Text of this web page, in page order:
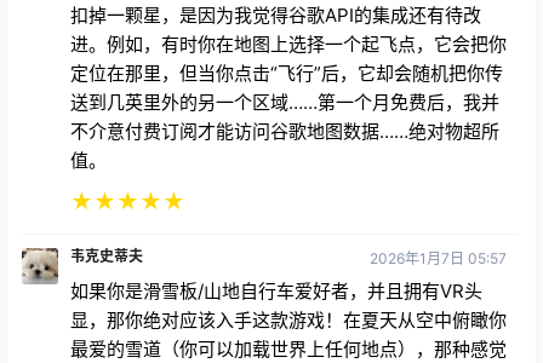
扣掉一颗星，是因为我觉得谷歌API的集成还有待改
进。例如，有时你在地图上选择一个起飞点，它会把你
定位在那里，但当你点击“飞行”后，它却会随机把你传
送到几英里外的另一个区域……第一个月免费后，我并
不介意付费订阅才能访问谷歌地图数据……绝对物超所
值。
★★★★★
韦克史蒂夫 2026年1月7日 05:57
如果你是滑雪板/山地自行车爱好者，并且拥有VR头
显，那你绝对应该入手这款游戏！在夏天从空中俯瞰你
最爱的雪道（你可以加载世界上任何地点），那种感觉